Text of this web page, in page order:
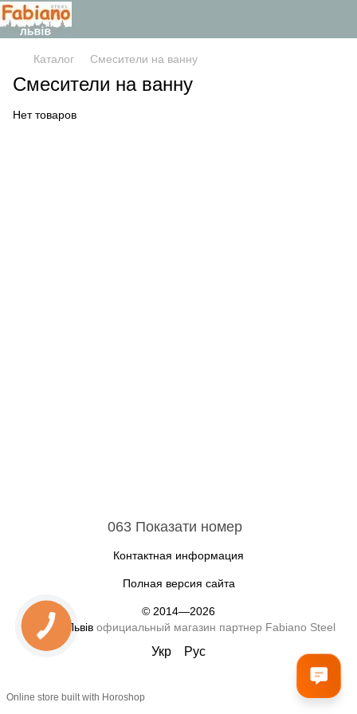
Каталог Смесители на ванну
Смесители на ванну
Нет товаров
063 Показати номер
Контактная информация
Полная версия сайта
© 2014—2026
Fabiano Львів официальный магазин партнер Fabiano Steel
Укр Рус
Online store built with Horoshop